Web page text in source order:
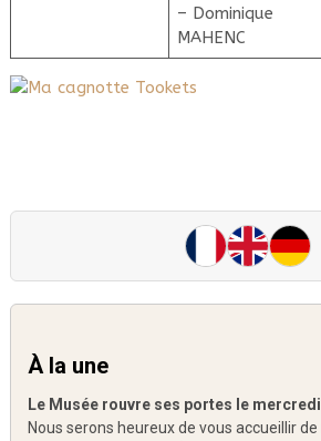
– Dominique
MAHENC
À la une
Le Musée rouvre ses portes le mercredi
Nous serons heureux de vous accueillir